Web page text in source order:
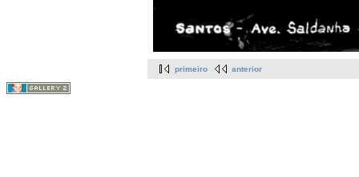
primeiro anterior